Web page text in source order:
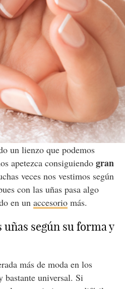
un lienzo que podemos
apetezca consiguiendo gran
veces nos vestimos según
con las uñas pasa algo
en un accesoriomás.
según su forma y
más de moda en los
bastante universal. Si